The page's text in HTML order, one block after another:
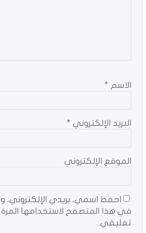
الاسم *
البريد الإلكتروني *
الموقع الإلكتروني
احفظ اسمي، بريدي الإلكتروني،
في هذا المتصفح لاستخدامها
تعليقي.